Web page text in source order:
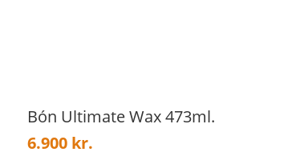
Bón Ultimate Wax 473ml.
6.900 kr.